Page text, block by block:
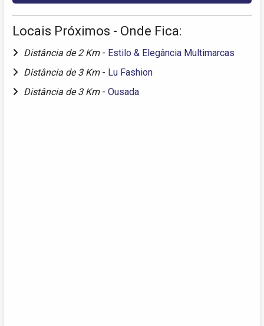
Locais Próximos - Onde Fica:
Distância de 2 Km - Estilo & Elegância Multimarcas
Distância de 3 Km - Lu Fashion
Distância de 3 Km - Ousada